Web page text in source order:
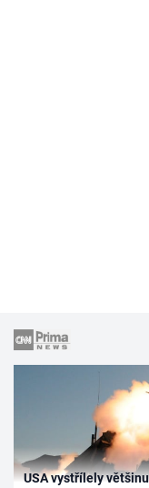
USA vystřílely